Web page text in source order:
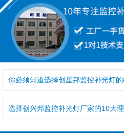
你必须知道选择创星邦监控补光灯
选择创兴邦监控补光灯厂家的10大